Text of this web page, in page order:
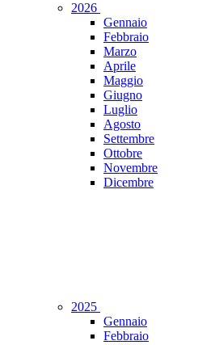
2026
Gennaio
Febbraio
Marzo
Aprile
Maggio
Giugno
Luglio
Agosto
Settembre
Ottobre
Novembre
Dicembre
2025
Gennaio
Febbraio